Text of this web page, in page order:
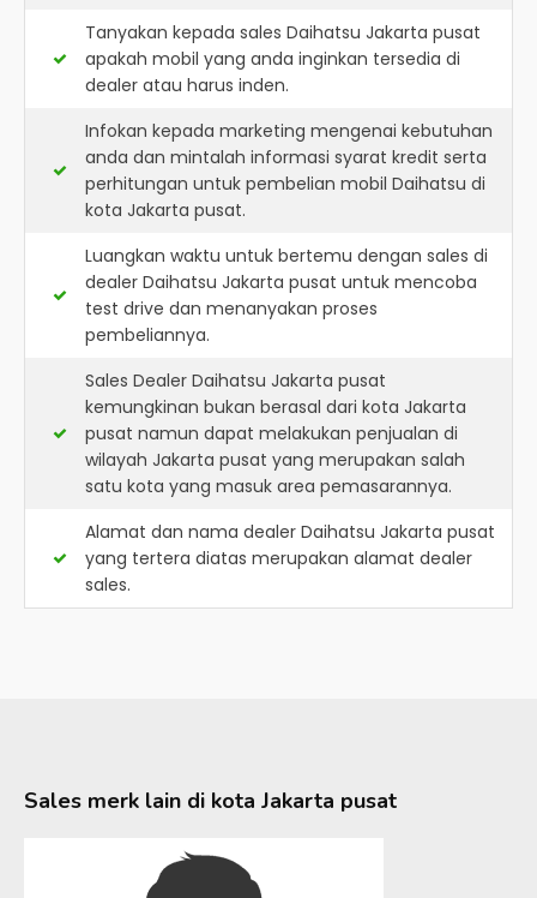
Tanyakan kepada sales Daihatsu Jakarta pusat
apakah mobil yang anda inginkan tersedia di
dealer atau harus inden.
Infokan kepada marketing mengenai kebutuhan
anda dan mintalah informasi syarat kredit serta
perhitungan untuk pembelian mobil Daihatsu di
kota Jakarta pusat.
Luangkan waktu untuk bertemu dengan sales di
dealer Daihatsu Jakarta pusat untuk mencoba
test drive dan menanyakan proses
pembeliannya.
Sales Dealer Daihatsu Jakarta pusat
kemungkinan bukan berasal dari kota Jakarta
pusat namun dapat melakukan penjualan di
wilayah Jakarta pusat yang merupakan salah
satu kota yang masuk area pemasarannya.
Alamat dan nama dealer Daihatsu Jakarta pusat
yang tertera diatas merupakan alamat dealer
sales.
Sales merk lain di kota Jakarta pusat